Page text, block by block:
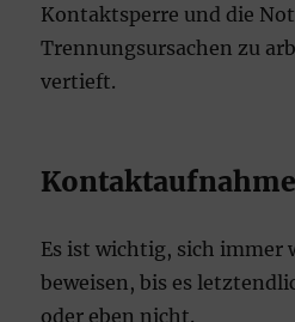
Kontaktsperre und die
Trennungsursachen zu
vertieft.
Es ist wichtig, sich immer
beweisen, bis es
oder eben nicht.